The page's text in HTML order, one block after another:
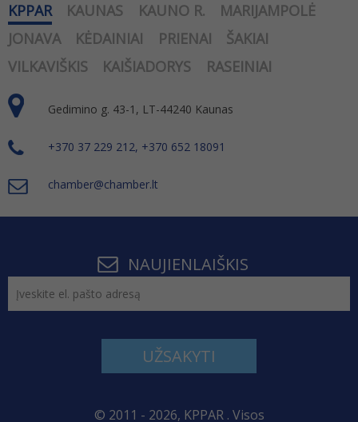
KPPAR KAUNAS KAUNO R.
MARIJAMPOLĖ
JONAVA
KĖDAINIAI PRIENAI
ŠAKIAI
VILKAVIŠKIS
KAIŠIADORYS RASEINIAI
Gedimino g. 43-1, LT-44240 Kaunas
+370 37 229 212, +370 652 18091
chamber@chamber.lt
NAUJIENLAIŠKIS
UŽSAKYTI
© 2011 - 2026, KPPAR . Visos